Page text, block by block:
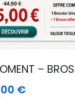
–
€